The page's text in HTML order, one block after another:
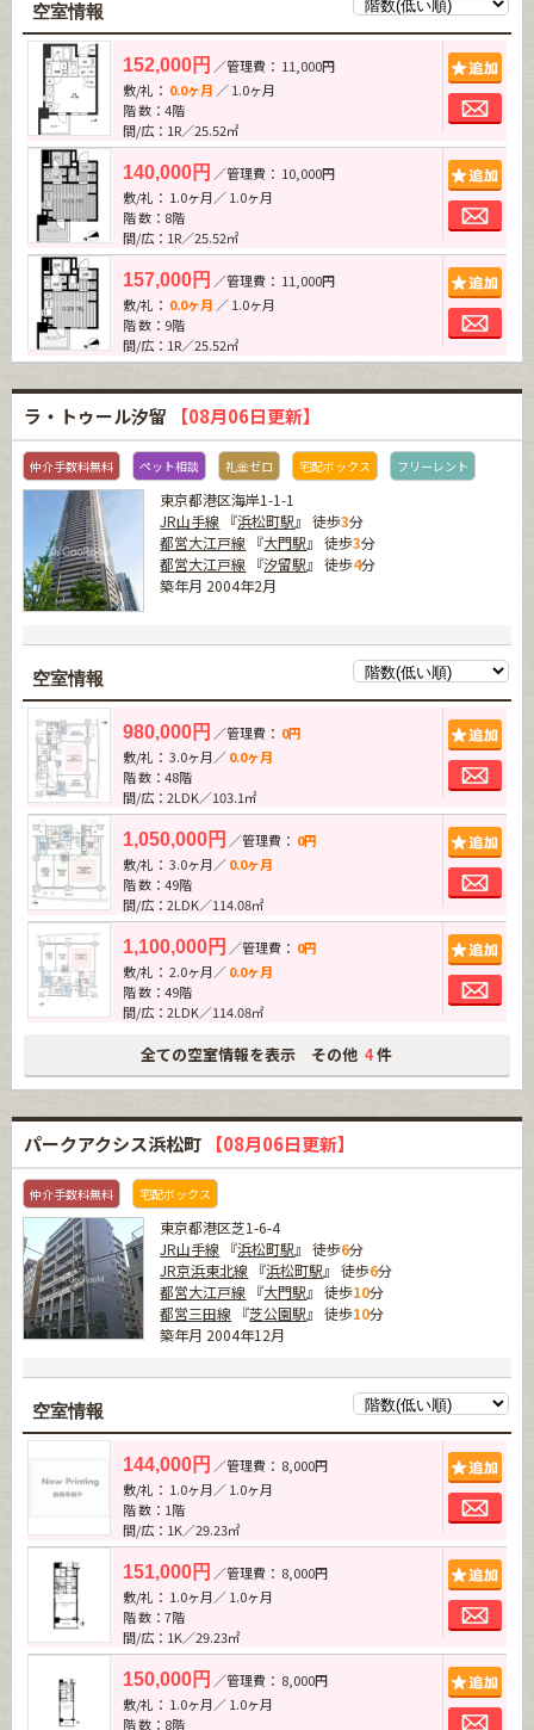
空室情報
152,000円 ／管理費： 11,000円
敷/礼： 0.0ヶ月 ／ 1.0ヶ月
階 数：4階
間/広：1R／25.52㎡
140,000円 ／管理費： 10,000円
敷/礼： 1.0ヶ月／ 1.0ヶ月
階 数：8階
間/広：1R／25.52㎡
157,000円 ／管理費： 11,000円
敷/礼： 0.0ヶ月 ／ 1.0ヶ月
階 数：9階
間/広：1R／25.52㎡
ラ・トゥール汐留 【08月06日更新】
仲介手数料無料 ペット相談 礼金ゼロ 宅配ボックス フリーレント
東京都港区海岸1-1-1
JR山手線 『浜松町駅』 徒歩3分
都営大江戸線 『大門駅』 徒歩3分
都営大江戸線 『汐留駅』 徒歩4分
築年月 2004年2月
空室情報
980,000円 ／管理費： 0円
敷/礼： 3.0ヶ月／0.0ヶ月
階 数：48階
間/広：2LDK／103.1㎡
1,050,000円 ／管理費： 0円
敷/礼： 3.0ヶ月／0.0ヶ月
階 数：49階
間/広：2LDK／114.08㎡
1,100,000円 ／管理費： 0円
敷/礼： 2.0ヶ月／0.0ヶ月
階 数：49階
間/広：2LDK／114.08㎡
全ての空室情報を表示 その他 4 件
パークアクシス浜松町 【08月06日更新】
仲介手数料無料 宅配ボックス
東京都港区芝1-6-4
JR山手線 『浜松町駅』 徒歩6分
JR京浜東北線 『浜松町駅』 徒歩6分
都営大江戸線 『大門駅』 徒歩10分
都営三田線 『芝公園駅』 徒歩10分
築年月 2004年12月
空室情報
144,000円 ／管理費： 8,000円
敷/礼： 1.0ヶ月／ 1.0ヶ月
階 数：1階
間/広：1K／29.23㎡
151,000円 ／管理費： 8,000円
敷/礼： 1.0ヶ月／ 1.0ヶ月
階 数：7階
間/広：1K／29.23㎡
150,000円 ／管理費： 8,000円
敷/礼： 1.0ヶ月／ 1.0ヶ月
階 数：8階